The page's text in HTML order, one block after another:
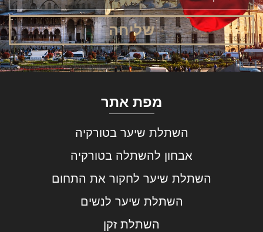
שליחה
מפת אתר
השתלת שיער בטורקיה
אבחון להשתלה בטורקיה
השתלת שיער לחקור את התחום
השתלת שיער לנשים
השתלת זקן